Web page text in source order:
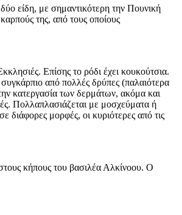
είδη, με σημαντικότερη την Πουνική
της, από τους οποίους
Επίσης το ρόδι έχει κουκούτσια.
από πολλές δρύπες (παλαιότερα
κατεργασία των δερμάτων, ακόμα και
Πολλαπλασιάζεται με μοσχεύματα ή
διάφορες μορφές, οι κυριότερες από τις
κήπους του βασιλέα Αλκίνοου. Ο